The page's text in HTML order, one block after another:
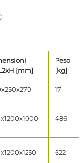
[mm]
Peso
[kg]
17
486
622